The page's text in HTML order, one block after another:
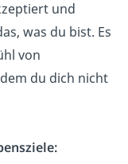
und
was du bist. Es
von
du dich nicht